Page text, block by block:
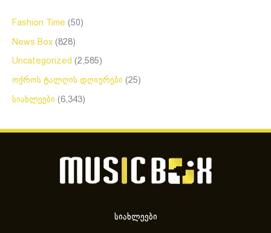
Fashion Time (50)
News Box (828)
Uncategorized (2,585)
ოქროს ტალღის დღიურები (25)
სიახლეები (6,343)
სიახლეები